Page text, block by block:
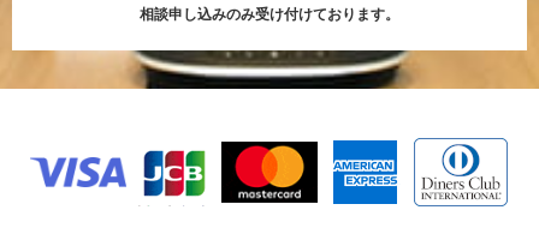
相談申し込みのみ受け付けております。